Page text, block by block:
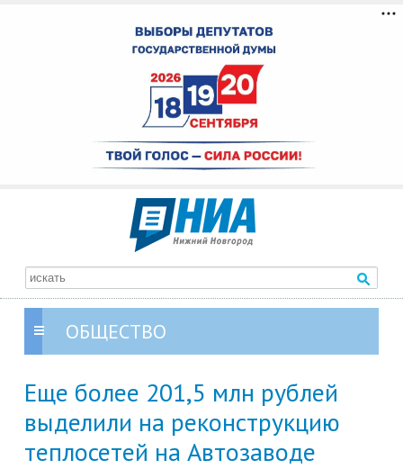
ОБЩЕСТВО
Еще более 201,5 млн рублей
выделили на реконструкцию
теплосетей на Автозаводе